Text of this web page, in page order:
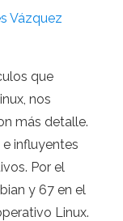
Vázquez
que
nos
más detalle.
influyentes
Por el
y 67 en el
Linux.